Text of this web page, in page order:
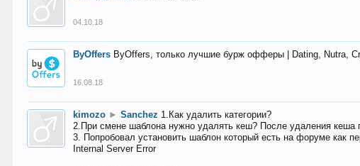
04.10.18
ByOffers ByOffers, только лучшие бурж офферы | Dating, Nutra,
16.08.18
kimozo ► Sanchez 1.Как удалить категории?
2.При смене шаблона нужно удалять кеш? После удаления кеша
3. Попробовал установить шаблон который есть на форуме как
Internal Server Error